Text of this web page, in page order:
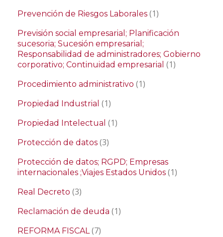
Prevención de Riesgos Laborales (1)
Previsión social empresarial; Planificación
sucesoria; Sucesión empresarial;
Responsabilidad de administradores; Gobierno
corporativo; Continuidad empresarial (1)
Procedimiento administrativo (1)
Propiedad Industrial (1)
Propiedad Intelectual (1)
Protección de datos (3)
Protección de datos; RGPD; Empresas
internacionales ;Viajes Estados Unidos (1)
Real Decreto (3)
Reclamación de deuda (1)
REFORMA FISCAL (7)